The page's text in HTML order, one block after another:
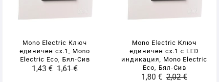
Mono Electric Ключ
единичен сх.1, Mono
Electric Eco, Бял-Сив
1,43 € 1,61 €
Mono Electric Ключ
единичен сх.1 с LED
индикация, Mono Electric
Eco, Бял-Сив
1,80 € 2,02 €